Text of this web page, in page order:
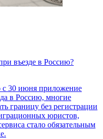
въезде в Россию?
с 30 июня приложение
в Россию, многие
границу без регистрации
юристов,
стало обязательным